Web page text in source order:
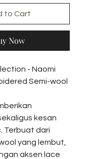
to Cart
Now
- Naomi
Semi-wool
kesan
Terbuat dari
yang lembut,
aksen lace